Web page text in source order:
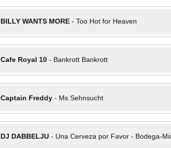
BILLY WANTS MORE- Too Hot for Heaven
Cafe Royal 10- Bankrott Bankrott
Captain Freddy- Ms Sehnsucht
DJ DABBELJU- Una Cerveza por Favor - Bodega-